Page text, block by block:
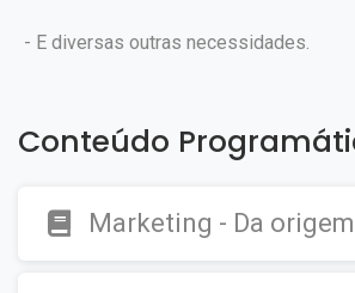
- E diversas outras necessidades.
Conteúdo
Marketing - Da